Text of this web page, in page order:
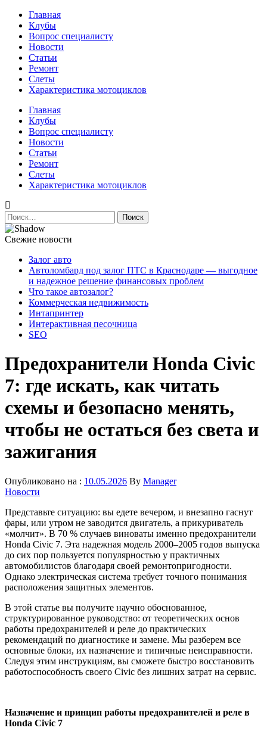
Перейти
содержимому
Главная
Клубы
Вопрос специалисту
Новости
Статьи
Ремонт
Слеты
Характеристика мотоциклов
Авто и мото сайт
Главная
Клубы
Вопрос специалисту
Новости
Статьи
Ремонт
Слеты
Характеристика мотоциклов
Найти:
Свежие новости
Залог авто
Автоломбард под залог ПТС в Краснодаре — выгодное
и надежное решение финансовых проблем
Что такое автозалог?
Коммерческая недвижимость
Интапринтер
Интерактивная песочница
SEO
Предохранители Honda Civic
7: где искать, как читать
схемы и безопасно менять,
чтобы не остаться без света и
зажигания
Опубликовано на : 10.05.2026 By Manager
Новости
Представьте ситуацию: вы едете вечером, и внезапно гаснут
фары, или утром не заводится двигатель, а прикуриватель
«молчит». В 70 % случаев виноваты именно предохранители
Honda Civic 7. Эта надежная модель 2000–2005 годов выпуска
до сих пор пользуется популярностью у практичных
автомобилистов благодаря своей ремонтопригодности.
Однако электрическая система требует точного понимания
расположения защитных элементов.
В этой статье вы получите научно обоснованное,
структурированное руководство: от теоретических основ
работы предохранителей и реле до практических
рекомендаций по диагностике и замене. Мы разберем все
основные блоки, их назначение и типичные неисправности.
Следуя этим инструкциям, вы сможете быстро восстановить
работоспособность своего Civic без лишних затрат на сервис.
Назначение и принцип работы предохранителей и реле в
Honda Civic 7